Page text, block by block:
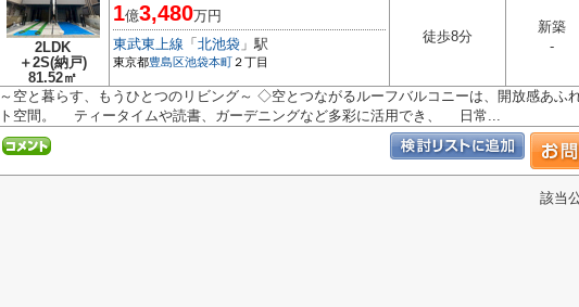
2LDK
＋2S(納戸)
81.52㎡
1億3,480万円
東武東上線 「 北池袋 」駅
東京都豊島区池袋本町 ２丁目
徒歩8分
新築
-
～空と暮らす、もうひとつのリビング～ ◇空とつながるルーフバルコニーは、開放感あふ
ト空間。 ティータイムや読書、ガーデニングなど多彩に活用でき、 日常...
該当